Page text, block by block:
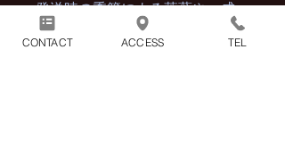
なります。
発送時の季節による落葉や、成
長により写真と若干異なる場合
もございます。
CONTACT ACCESS TEL